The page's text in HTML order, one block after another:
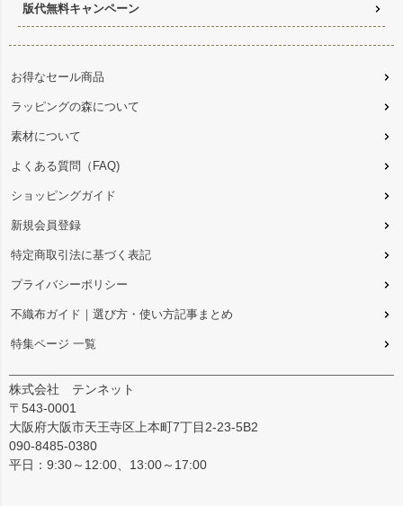
版代無料キャンペーン
お得なセール商品
ラッピングの森について
素材について
よくある質問（FAQ)
ショッピングガイド
新規会員登録
特定商取引法に基づく表記
プライバシーポリシー
不織布ガイド｜選び方・使い方記事まとめ
特集ページ 一覧
株式会社 テンネット
〒543-0001
大阪府大阪市天王寺区上本町7丁目2-23-5B2
090-8485-0380
平日：9:30～12:00、13:00～17:00